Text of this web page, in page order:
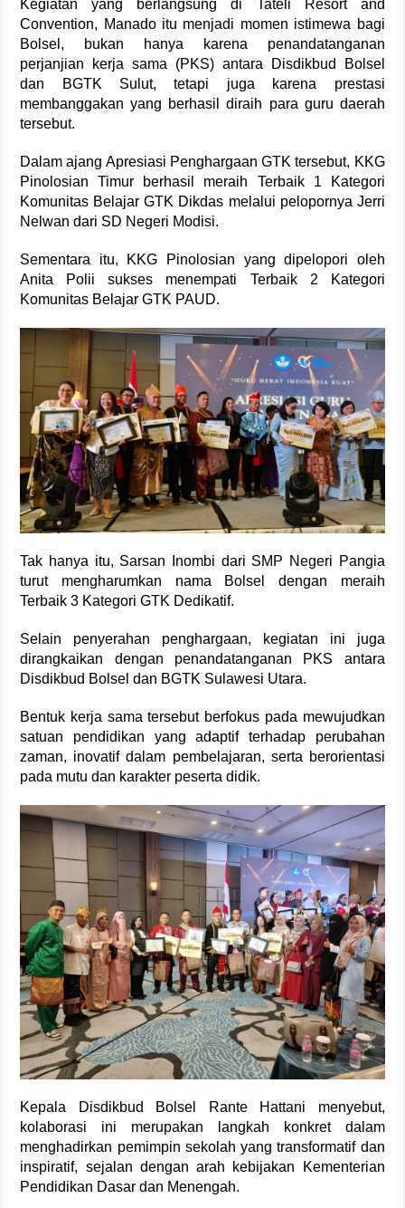
Kegiatan yang berlangsung di Tateli Resort and
Convention, Manado itu menjadi momen istimewa bagi
Bolsel, bukan hanya karena penandatanganan
perjanjian kerja sama (PKS) antara Disdikbud Bolsel
dan BGTK Sulut, tetapi juga karena prestasi
membanggakan yang berhasil diraih para guru daerah
tersebut.
Dalam ajang Apresiasi Penghargaan GTK tersebut, KKG
Pinolosian Timur berhasil meraih Terbaik 1 Kategori
Komunitas Belajar GTK Dikdas melalui pelopornya Jerri
Nelwan dari SD Negeri Modisi.
Sementara itu, KKG Pinolosian yang dipelopori oleh
Anita Polii sukses menempati Terbaik 2 Kategori
Komunitas Belajar GTK PAUD.
Tak hanya itu, Sarsan Inombi dari SMP Negeri Pangia
turut mengharumkan nama Bolsel dengan meraih
Terbaik 3 Kategori GTK Dedikatif.
Selain penyerahan penghargaan, kegiatan ini juga
dirangkaikan dengan penandatanganan PKS antara
Disdikbud Bolsel dan BGTK Sulawesi Utara.
Bentuk kerja sama tersebut berfokus pada mewujudkan
satuan pendidikan yang adaptif terhadap perubahan
zaman, inovatif dalam pembelajaran, serta berorientasi
pada mutu dan karakter peserta didik.
Kepala Disdikbud Bolsel Rante Hattani menyebut,
kolaborasi ini merupakan langkah konkret dalam
menghadirkan pemimpin sekolah yang transformatif dan
inspiratif, sejalan dengan arah kebijakan Kementerian
Pendidikan Dasar dan Menengah.